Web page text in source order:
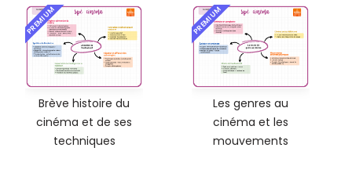
PREMIUM
Brève histoire du
cinéma et de ses
techniques
PREMIUM
Les genres au
cinéma et les
mouvements